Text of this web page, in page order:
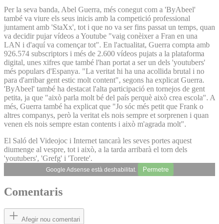
Per la seva banda, Abel Guerra, més conegut com a 'ByAbeel'
també va viure els seus inicis amb la competició professional
juntament amb 'StaXx', tot i que no va ser fins passat un temps, quan
va decidir pujar vídeos a Youtube "vaig conèixer a Fran en una
LAN i d'aquí va començar tot". En l'actualitat, Guerra compta amb
926.574 subscriptors i més de 2.600 vídeos pujats a la plataforma
digital, unes xifres que també l'han portat a ser un dels 'youtubers'
més populars d'Espanya. "La veritat hi ha una acollida brutal i no
para d'arribar gent estic molt content", segons ha explicat Guerra.
'ByAbeel' també ha destacat l'alta participació en tornejos de gent
petita, ja que "això parla molt bé del país perquè això crea escola". A
més, Guerra també ha explicat que "Jo sóc més petit que Frank o
altres companys, però la veritat els nois sempre et sorprenen i quan
venen els nois sempre estan contents i això m'agrada molt".
El Saló del Videojoc i Internet tancarà les seves portes aquest
diumenge al vespre, tot i això, a la tarda arribarà el torn dels
'youtubers', 'Grefg' i 'Torete'.
Google Adsense està deshabilitat. Permetre
Comentaris
Afegir nou comentari